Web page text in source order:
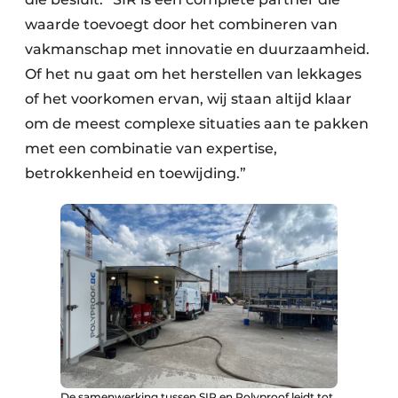
waarde toevoegt door het combineren van
vakmanschap met innovatie en duurzaamheid.
Of het nu gaat om het herstellen van lekkages
of het voorkomen ervan, wij staan altijd klaar
om de meest complexe situaties aan te pakken
met een combinatie van expertise,
betrokkenheid en toewijding.”